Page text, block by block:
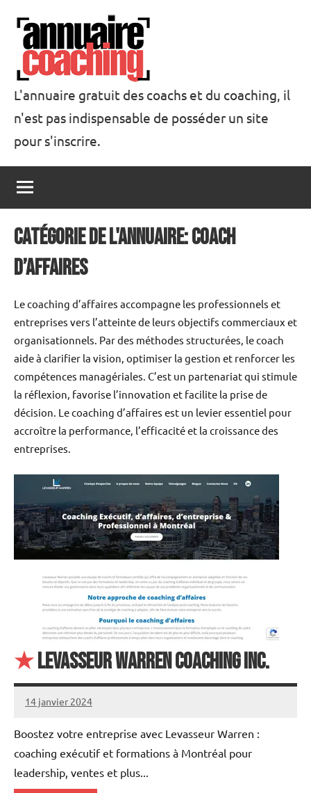
contenu
Annuaire
Coaching
L'annuaire gratuit des coachs et du coaching, il
n'est pas indispensable de posséder un site
pour s'inscrire.
catégorie de l'annuaire: Coach
d’affaires
Le coaching d’affaires accompagne les professionnels et
entreprises vers l’atteinte de leurs objectifs commerciaux et
organisationnels. Par des méthodes structurées, le coach
aide à clarifier la vision, optimiser la gestion et renforcer les
compétences managériales. C’est un partenariat qui stimule
la réflexion, favorise l’innovation et facilite la prise de
décision. Le coaching d’affaires est un levier essentiel pour
accroître la performance, l’efficacité et la croissance des
entreprises.
★Levasseur Warren Coaching Inc.
14 janvier 2024
annuairecoaching
Boostez votre entreprise avec Levasseur Warren :
coaching exécutif et formations à Montréal pour
leadership, ventes et plus...